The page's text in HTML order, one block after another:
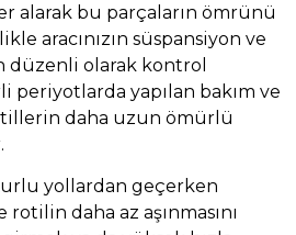
alarak bu parçaların ömrünü
aracınızın süspansiyon ve
düzenli olarak kontrol
periyotlarda yapılan bakım ve
daha uzun ömürlü
yollardan geçerken
rotilin daha az aşınmasını